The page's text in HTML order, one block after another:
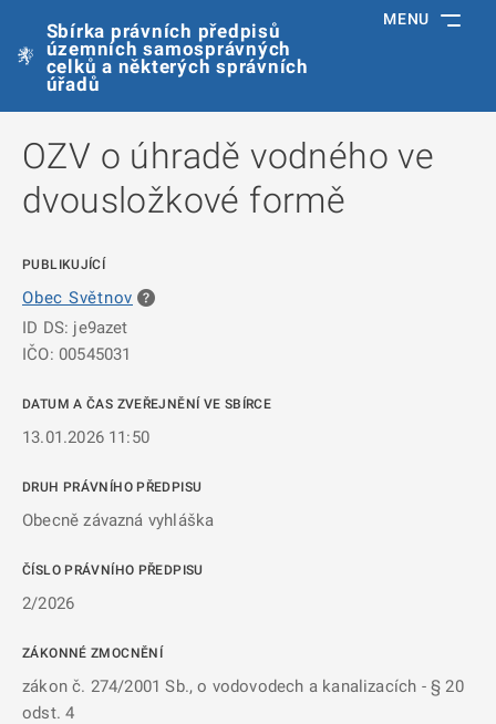
Sbírka právních předpisů
územních samosprávných
celků a některých správních
úřadů
MENU
OZV o úhradě vodného ve
dvousložkové formě
PUBLIKUJÍCÍ
Obec Světnov
ID DS: je9azet
IČO: 00545031
DATUM A ČAS ZVEŘEJNĚNÍ VE SBÍRCE
13.01.2026 11:50
DRUH PRÁVNÍHO PŘEDPISU
Obecně závazná vyhláška
ČÍSLO PRÁVNÍHO PŘEDPISU
2/2026
ZÁKONNÉ ZMOCNĚNÍ
zákon č. 274/2001 Sb., o vodovodech a kanalizacích - § 20
odst. 4